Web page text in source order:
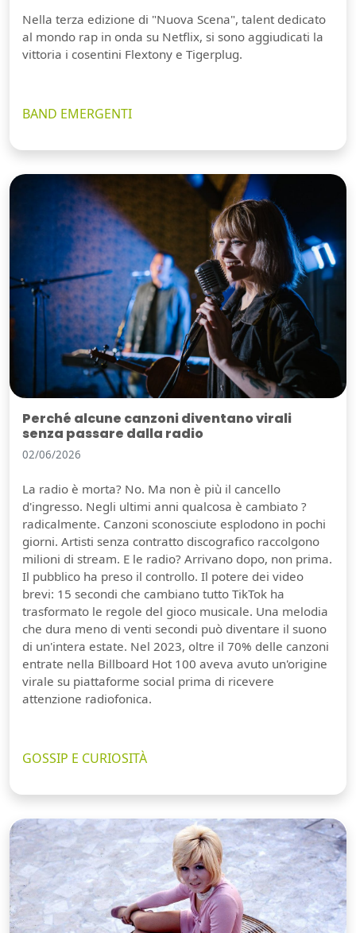
Nella terza edizione di "Nuova Scena", talent dedicato
al mondo rap in onda su Netflix, si sono aggiudicati la
vittoria i cosentini Flextony e Tigerplug.
BAND EMERGENTI
Perché alcune canzoni diventano virali
senza passare dalla radio
02/06/2026
La radio è morta? No. Ma non è più il cancello
d'ingresso. Negli ultimi anni qualcosa è cambiato ?
radicalmente. Canzoni sconosciute esplodono in pochi
giorni. Artisti senza contratto discografico raccolgono
milioni di stream. E le radio? Arrivano dopo, non prima.
Il pubblico ha preso il controllo. Il potere dei video
brevi: 15 secondi che cambiano tutto TikTok ha
trasformato le regole del gioco musicale. Una melodia
che dura meno di venti secondi può diventare il suono
di un'intera estate. Nel 2023, oltre il 70% delle canzoni
entrate nella Billboard Hot 100 aveva avuto un'origine
virale su piattaforme social prima di ricevere
attenzione radiofonica.
GOSSIP E CURIOSITÀ